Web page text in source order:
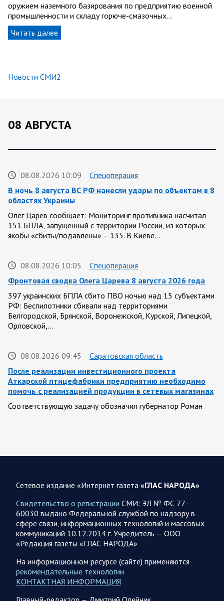
оружием наземного базирования по предприятию военной
промышленности и складу горюче-смазочных…
Читать далее
Новости СМИ2
08 АВГУСТА
08.08.2026 10:09
Спецоперация
В ночь 8 августа ВС РФ нанесли удары по объектам в 8
областях Украины
Олег Царев сообщает: Мониторинг противника насчитал
151 БПЛА, запущенный с территории России, из которых
якобы «сбиты/подавлены» – 135. В Киеве…
08.08.2026 10:05
Спецоперация
Фронтовая сводка Олега Царева 8 августа 2026 года
397 украинских БПЛА сбито ПВО ночью над 15 субъектами
РФ: Беспилотники сбивали над территориями
Белгородской, Брянской, Воронежской, Курской, Липецкой,
Орловской,…
08.08.2026 09:45
Саратовская область
После реализации инвестиционного проекта
Аткарской птицефабрики предприятию необходимо
помочь с реализацией продукции в сетевых магазинах
Соответствующую задачу обозначил губернатор Роман
На Кумысной поляне Саратове проводится
дератизация
Как сообщили в министерстве природных ресурсов и
экологии области, обработку территории отравляющим
веществом планируется произвести с 7 по 10 августа…
Бусаргин: Уважаемые спортсмены, тренеры, участники
физкультурного движения, ветераны и любители
Сетевое издание «Интернет газета «ГЛАС НАРОДА»
Свидетельство о регистрации СМИ: ЭЛ № ФС 77-
60030 выдано Федеральной службой по надзору в
сфере связи, информационных технологий и массовых
коммуникаций 10.12.2014 г. Учредитель — ООО
«Редакция газеты «ГЛАС НАРОДА»
На информационном ресурсе (сайте) применяются
рекомендательные технологии
КОНТАКТНАЯ ИНФОРМАЦИЯ